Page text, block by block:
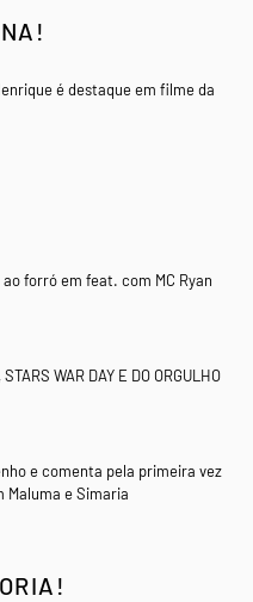
é destaque em filme da
forró em feat. com MC Ryan
WAR DAY E DO ORGULHO
e comenta pela primeira vez
e Simaria